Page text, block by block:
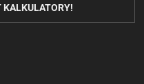
KALKULATORY!